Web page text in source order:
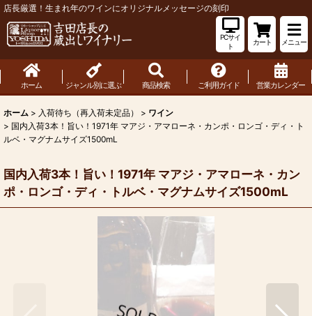
店長厳選！生まれ年のワインにオリジナルメッセージの刻印
PCサイ
ト
カート メニュー
ホーム ジャンル別に選ぶ 商品検索 ご利用ガイド 営業カレンダー
ホーム > 入荷待ち（再入荷未定品） > ワイン
> 国内入荷3本！旨い！1971年 マアジ・アマローネ・カンポ・ロンゴ・ディ・ト
ルベ・マグナムサイズ1500mL
国内入荷3本！旨い！1971年 マアジ・アマローネ・カン
ポ・ロンゴ・ディ・トルベ・マグナムサイズ1500mL